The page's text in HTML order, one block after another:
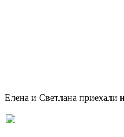
Елена и Светлана приехали